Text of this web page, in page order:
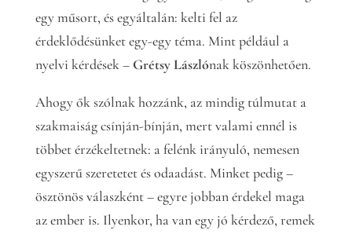
egy műsort, és egyáltalán: kelti fel az
érdeklődésünket egy-egy téma. Mint például a
nyelvi kérdések – Grétsy Lászlónak köszönhetően.
Ahogy ők szólnak hozzánk, az mindig túlmutat a
szakmaiság csínján-bínján, mert valami ennél is
többet érzékeltetnek: a felénk irányuló, nemesen
egyszerű szeretetet és odaadást. Minket pedig –
ösztönös válaszként – egyre jobban érdekel maga
az ember is. Ilyenkor, ha van egy jó kérdező, remek